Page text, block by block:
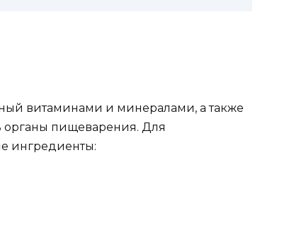
витаминами и минералами, а также
органы пищеварения. Для
ингредиенты: